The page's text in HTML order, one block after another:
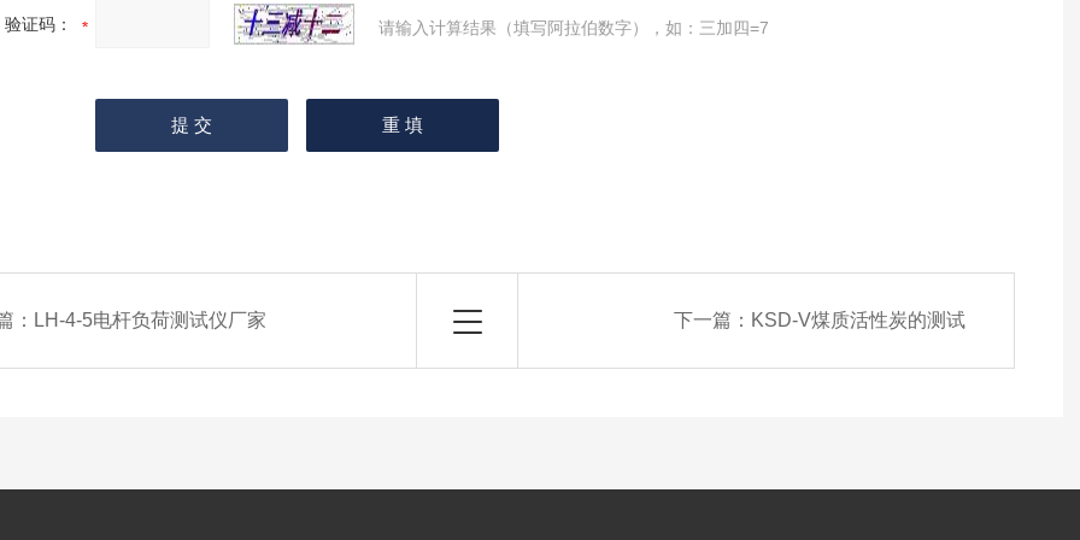
验证码： 请输入计算结果（填写阿拉伯数字），如：三加四=7
： LH-4-5电杆负荷测试仪厂家 下一篇： KSD-V煤质活性炭的测试